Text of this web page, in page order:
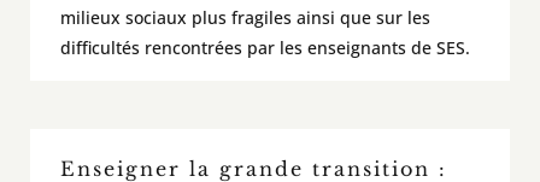
Rechercher:
milieux sociaux plus fragiles ainsi que sur les
difficultés rencontrées par les enseignants de SES.
Enseigner la grande transition :